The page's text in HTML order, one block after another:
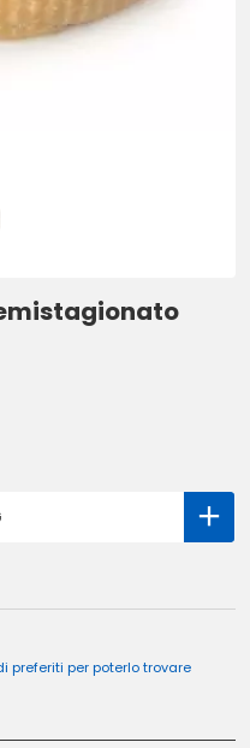
preferiti per poterlo trovare